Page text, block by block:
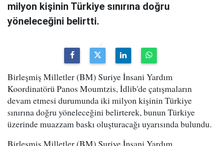
milyon kişinin Türkiye sınırına doğru
yöneleceğini belirtti.
Birleşmiş Milletler (BM) Suriye İnsani Yardım
Koordinatörü Panos Moumtzis, İdlib'de çatışmaların
devam etmesi durumunda iki milyon kişinin Türkiye
sınırına doğru yöneleceğini belirterek, bunun Türkiye
üzerinde muazzam baskı oluşturacağı uyarısında bulundu.
Birleşmiş Milletler (BM) Suriye İnsani Yardım